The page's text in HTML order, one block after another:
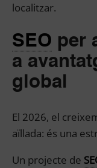
localitzar.
SEO per
a
global
El 2026, el
aïllada: és una
Un projecte de